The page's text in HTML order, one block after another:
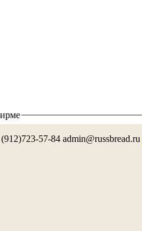
57-84 admin@russbread.ru